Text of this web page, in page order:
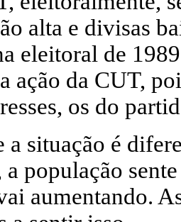
alta e divisas
eleitoral de
ação da CUT,
os do
a situação é
a população
aumentando.